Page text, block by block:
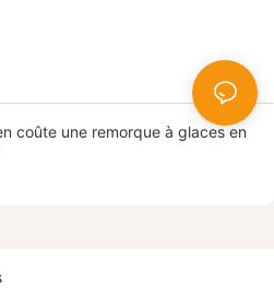
coûte une remorque à glaces en